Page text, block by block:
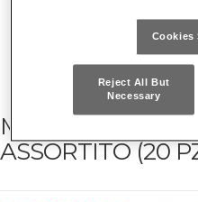
MODULO IN
ASSORTITO (20
Cookies
Reject All But
Necessary